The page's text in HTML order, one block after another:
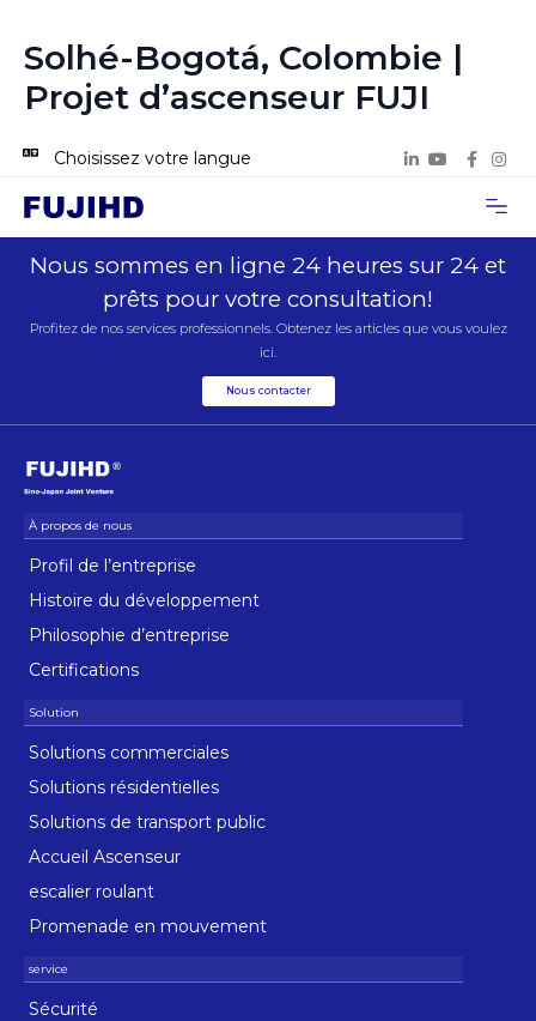
Solhé-Bogotá, Colombie |
Projet d’ascenseur FUJI
Choisissez votre langue
Nous sommes en ligne 24 heures sur 24 et
prêts pour votre consultation!
Profitez de nos services professionnels. Obtenez les articles que vous voulez
ici.
Nous contacter
Profil de l’entreprise
Histoire du développement
Philosophie d’entreprise
Certifications
Solutions commerciales
Solutions résidentielles
Solutions de transport public
Accueil Ascenseur
escalier roulant
Promenade en mouvement
Sécurité